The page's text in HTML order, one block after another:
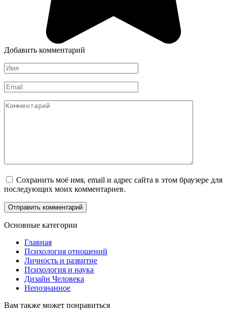
Добавить комментарий
Имя
*
Email
*
Комментарий
Сохранить моё имя, email и адрес сайта в этом браузере для
последующих моих комментариев.
Основные категории
Главная
Психология отношений
Личность и развитие
Психология и наука
Дизайн Человека
Непознанное
Вам также может понравиться